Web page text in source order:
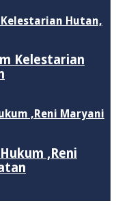
Kelestarian
,Reni